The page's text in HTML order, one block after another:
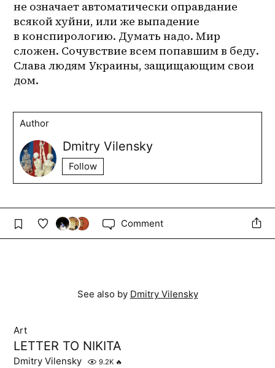
не означает автоматически оправдание
всякой хуйни, или же выпадение
в конспирологию. Думать надо. Мир
сложен. Сочувствие всем попавшим в беду.
Слава людям Украины, защищающим свои
дом.
Author
Dmitry Vilensky
Follow
Comment
See also by Dmitry Vilensky
Art
LETTER TO NIKITA
Dmitry Vilensky 9.2K 🔥